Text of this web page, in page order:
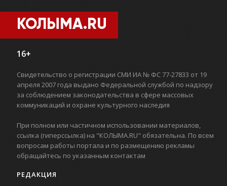
КОЛЫМА.RU
16+
Свидетельство о регистрации СМИ ИА № ФС 77-27833 от 19
апреля 2007 года выдано Федеральной службой по надзору
за соблюдением законодательства в сфере массовых
коммуникаций и охране культурного наследия
При полном или частичном использовании материалов,
ссылка (гиперссылка) на "КОЛЫМА.RU" обязательна. По всем
вопросам работы портала и по размещению рекламы
обращайтесь по указанным контактам
РЕДАКЦИЯ